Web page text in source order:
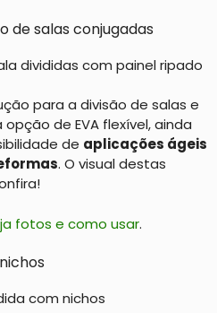
de salas conjugadas
para a divisão de salas e
de EVA flexível, ainda
de aplicações ágeis
. O visual destas
fotos e como usar.